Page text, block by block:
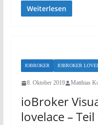
Weiterlesen
IOBROKER IOBROKER
8. Oktober 2019 Matthias
ioBroker
lovelace –